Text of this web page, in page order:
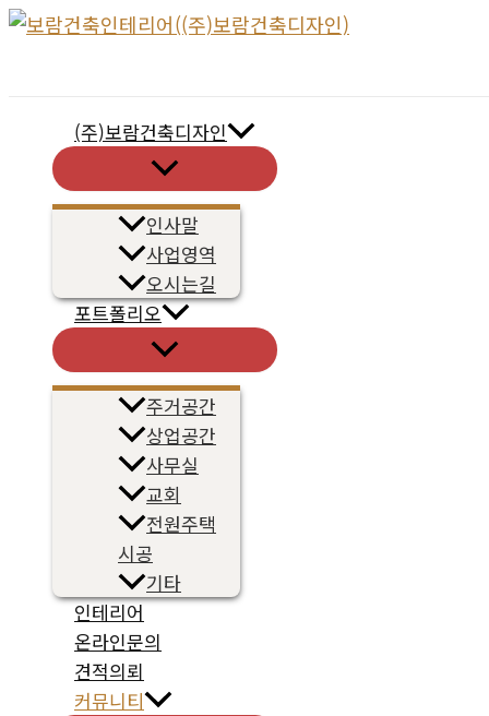
콘
(주)보람건축디자인
메
뉴
토
글
인사말
사업영역
오시는길
포트폴리오
메
뉴
토
글
주거공간
상업공간
사무실
교회
전원주택
시공
기타
인테리어
온라인문의
견적의뢰
커뮤니티